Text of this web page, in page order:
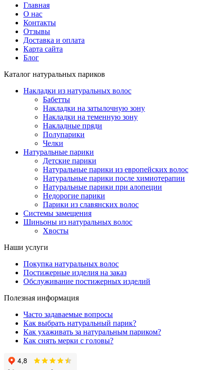
Главная
О нас
Контакты
Отзывы
Доставка и оплата
Карта сайта
Блог
Каталог натуральных париков
Накладки из натуральных волос
Бабетты
Накладки на затылочную зону
Накладки на теменную зону
Накладные пряди
Полупарики
Челки
Натуральные парики
Детские парики
Натуральные парики из европейских волос
Натуральные парики после химиотерапии
Натуральные парики при алопеции
Недорогие парики
Парики из славянских волос
Системы замещения
Шиньоны из натуральных волос
Хвосты
Наши услуги
Покупка натуральных волос
Постижерные изделия на заказ
Обслуживание постижерных изделий
Полезная информация
Часто задаваемые вопросы
Как выбрать натуральный парик?
Как ухаживать за натуральным париком?
Как снять мерки с головы?